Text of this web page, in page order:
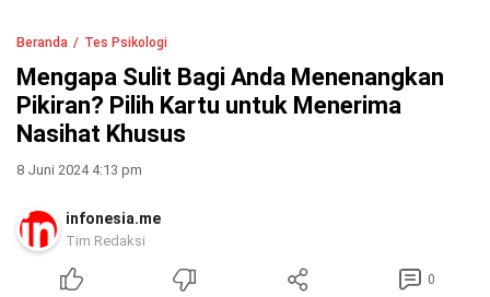
Beranda Tes Psikologi
Mengapa Sulit Bagi Anda Menenangkan
Pikiran? Pilih Kartu untuk Menerima
Nasihat Khusus
8 Juni 2024 4:13 pm
infonesia.me
Tim Redaksi
0